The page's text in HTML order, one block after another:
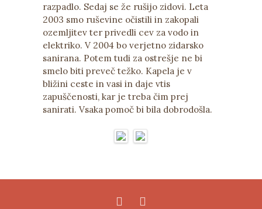
razpadlo. Sedaj se že rušijo zidovi. Leta
2003 smo ruševine očistili in zakopali
ozemljitev ter privedli cev za vodo in
elektriko. V 2004 bo verjetno zidarsko
sanirana. Potem tudi za ostrešje ne bi
smelo biti preveč težko. Kapela je v
bližini ceste in vasi in daje vtis
zapuščenosti, kar je treba čim prej
sanirati. Vsaka pomoč bi bila dobrodošla.